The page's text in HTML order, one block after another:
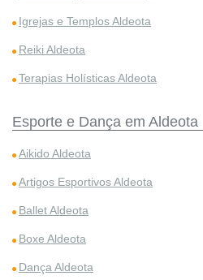
Igrejas e Templos Aldeota
Reiki Aldeota
Terapias Holísticas Aldeota
Esporte e Dança em Aldeota
Aikido Aldeota
Artigos Esportivos Aldeota
Ballet Aldeota
Boxe Aldeota
Dança Aldeota